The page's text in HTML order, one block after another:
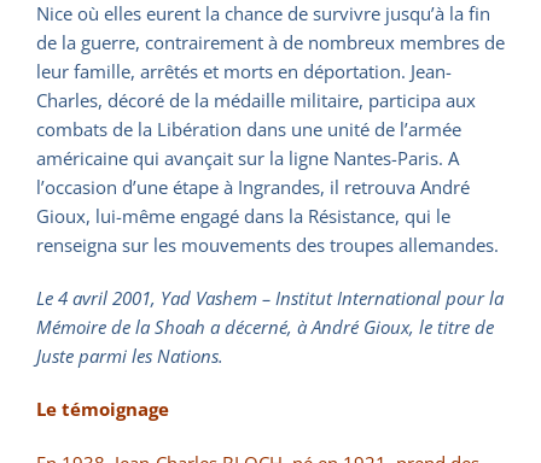
Nice où elles eurent la chance de survivre jusqu’à la fin
de la guerre, contrairement à de nombreux membres de
leur famille, arrêtés et morts en déportation. Jean-
Charles, décoré de la médaille militaire, participa aux
combats de la Libération dans une unité de l’armée
américaine qui avançait sur la ligne Nantes-Paris. A
l’occasion d’une étape à Ingrandes, il retrouva André
Gioux, lui-même engagé dans la Résistance, qui le
renseigna sur les mouvements des troupes allemandes.
Le 4 avril 2001, Yad Vashem – Institut International pour la
Mémoire de la Shoah a décerné, à André Gioux, le titre de
Juste parmi les Nations.
Le témoignage